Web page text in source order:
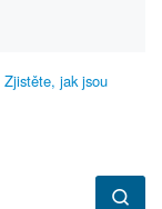
Zjistěte, jak jsou